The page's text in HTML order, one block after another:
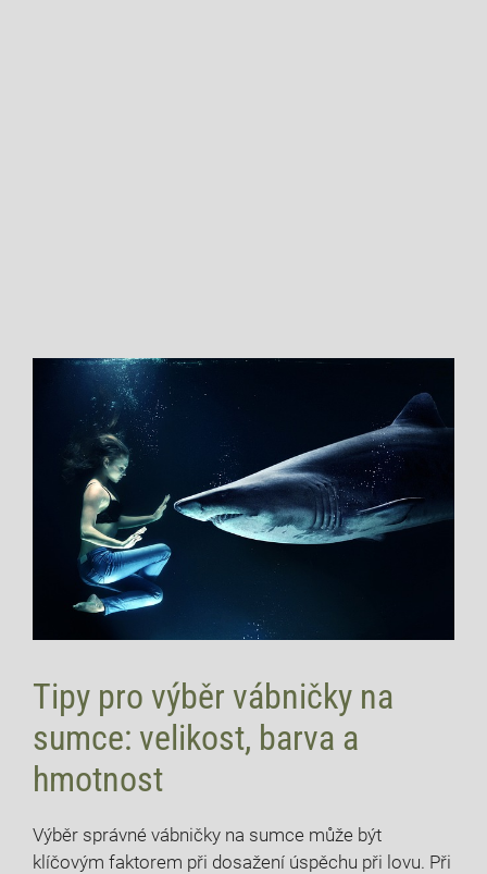
Tipy pro výběr vábničky na
sumce: velikost, barva a
hmotnost
Výběr správné vábničky na sumce může být
klíčovým faktorem při dosažení úspěchu při lovu. Při